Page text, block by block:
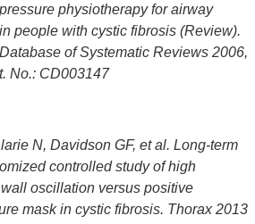
physiotherapy for airway
people with cystic fibrosis (Review).
of Systematic Reviews 2006,
No.: CD003147
N, Davidson GF, et al. Long-term
controlled study of high
oscillation versus positive
mask in cystic fibrosis. Thorax 2013